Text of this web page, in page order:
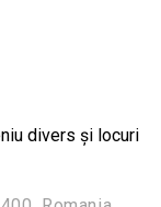
divers și locuri